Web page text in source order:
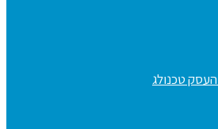
טכנולג